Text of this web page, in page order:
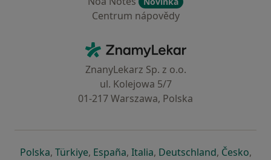
Centrum nápovědy
ZnamyLekar - Hlavní stránka
ZnanyLekarz Sp. z o.o.
ul. Kolejowa 5/7
01-217 Warszawa, Polska
Polskase otevře v nové záložce
, Türkiyese otevře v nové záložce
, Españase otevře v nové záložce
, Italiase otevře v nové záložce
, Deutschlandse otevře v
, Českose
,